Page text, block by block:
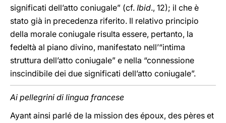
significati dell’atto coniugale” (cf. Ibid., 12); il che è
stato già in precedenza riferito. Il relativo principio
della morale coniugale risulta essere, pertanto, la
fedeltà al piano divino, manifestato nell’“intima
struttura dell’atto coniugale” e nella “connessione
inscindibile dei due significati dell’atto coniugale”.
Ai pellegrini di lingua francese
Ayant ainsi parlé de la mission des époux, des pères et